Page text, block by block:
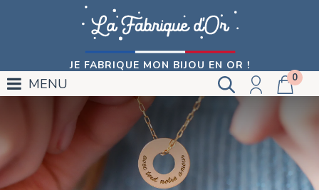
JE FABRIQUE MON BIJOU EN OR !
0
MENU